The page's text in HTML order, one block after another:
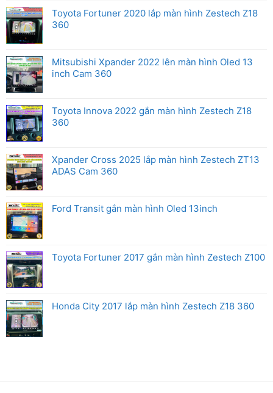
Toyota Fortuner 2020 lắp màn hình Zestech Z18
360
Mitsubishi Xpander 2022 lên màn hình Oled 13
inch Cam 360
Toyota Innova 2022 gắn màn hình Zestech Z18
360
Xpander Cross 2025 lắp màn hình Zestech ZT13
ADAS Cam 360
Ford Transit gắn màn hình Oled 13inch
Toyota Fortuner 2017 gắn màn hình Zestech Z100
Honda City 2017 lắp màn hình Zestech Z18 360